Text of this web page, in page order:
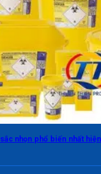
nhọn phổ biến nhất hiện